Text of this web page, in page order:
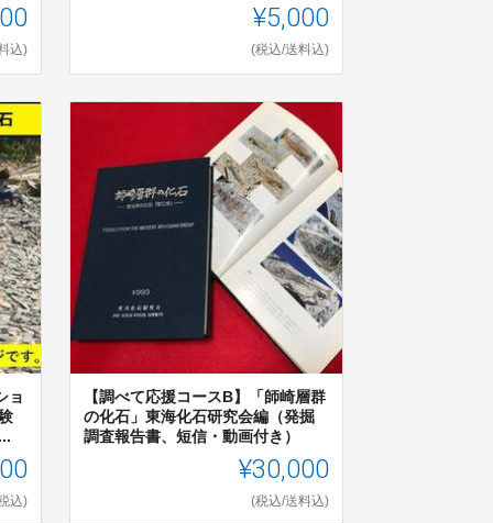
込)
¥5,000
(税込/送料込)
ョ
込)
【調べて応援コースB】「師崎層群
の化石」東海化石研究会編（発掘
調査報告書、短信・動画付き）
¥30,000
(税込/送料込)